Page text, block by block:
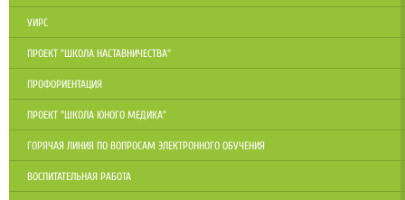
УИРС
ПРОЕКТ "ШКОЛА НАСТАВНИЧЕСТВА"
ПРОФОРИЕНТАЦИЯ
ПРОЕКТ "ШКОЛА ЮНОГО МЕДИКА"
ГОРЯЧАЯ ЛИНИЯ ПО ВОПРОСАМ ЭЛЕКТРОННОГО ОБУЧЕНИЯ
ВОСПИТАТЕЛЬНАЯ РАБОТА